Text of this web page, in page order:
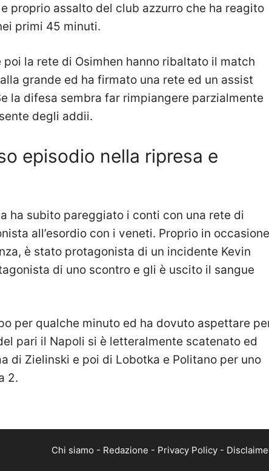
proprio assalto del club azzurro che ha reagito
primi 45 minuti.
la rete di Osimhen hanno ribaltato il match
grande ed ha firmato una rete ed un assist
la difesa sembra far rimpiangere parzialmente
degli addii.
episodio nella ripresa e
ha subito pareggiato i conti con una rete di
all’esordio con i veneti. Proprio in occasione
è stato protagonista di un incidente Kevin
di uno scontro e gli è uscito il sangue
per qualche minuto ed ha dovuto aspettare
pari il Napoli si è letteralmente scatenato ed
di Zielinski e poi di Lobotka e Politano per uno
2.
Chi siamo - Redazione - Privacy Policy -